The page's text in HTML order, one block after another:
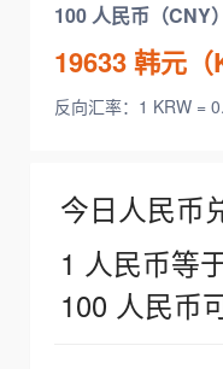
100 人民币（CNY
19633韩元（
反向汇率：1 KRW =
今日人民币
1 人民币等
100 人民币